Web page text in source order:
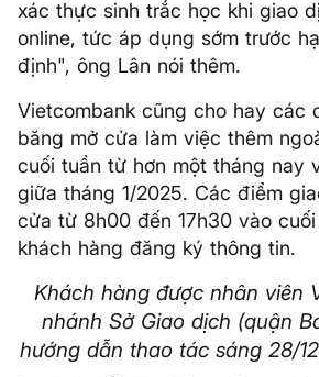
xác thực sinh trắc học khi giao
online, tức áp dụng sớm trước
định", ông Lân nói thêm.
Vietcombank cũng cho hay các
băng mở cửa làm việc thêm
cuối tuần từ hơn một tháng nay
giữa tháng 1/2025. Các điểm
cửa từ 8h00 đến 17h30 vào
khách hàng đăng ký thông tin.
Khách hàng được nhân viên
nhánh Sở Giao dịch (quận
hướng dẫn thao tác sáng 28/